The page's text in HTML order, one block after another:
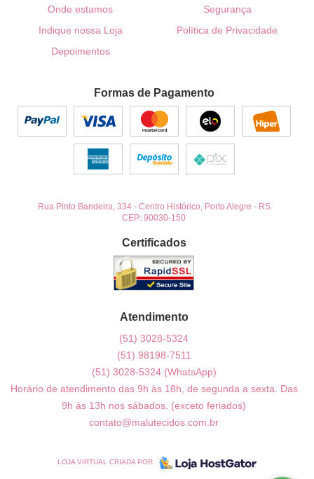
Onde estamos
Indique nossa Loja
Depoimentos
Segurança
Política de Privacidade
Formas de Pagamento
Rua Pinto Bandeira, 334- Centro Histórico, Porto Alegre - RS
CEP: 90030-150
Certificados
Atendimento
(51) 3028-5324
(51) 98198-7511
(51) 3028-5324 (WhatsApp)
Horário de atendimento das 9h às 18h, de segunda a sexta. Das
9h às 13h nos sábados. (exceto feriados)
contato@malutecidos.com.br
LOJA VIRTUAL CRIADA POR